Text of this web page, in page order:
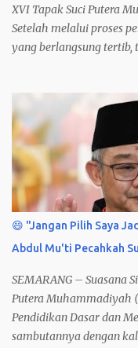
XVI Tapak Suci Putera
Setelah melalui proses
yang berlangsung tertib,
😄 "Jangan Pilih Saya
Abdul Mu'ti Pecahkah
SEMARANG – Suasana
Putera Muhammadiyah
Pendidikan Dasar dan
sambutannya dengan